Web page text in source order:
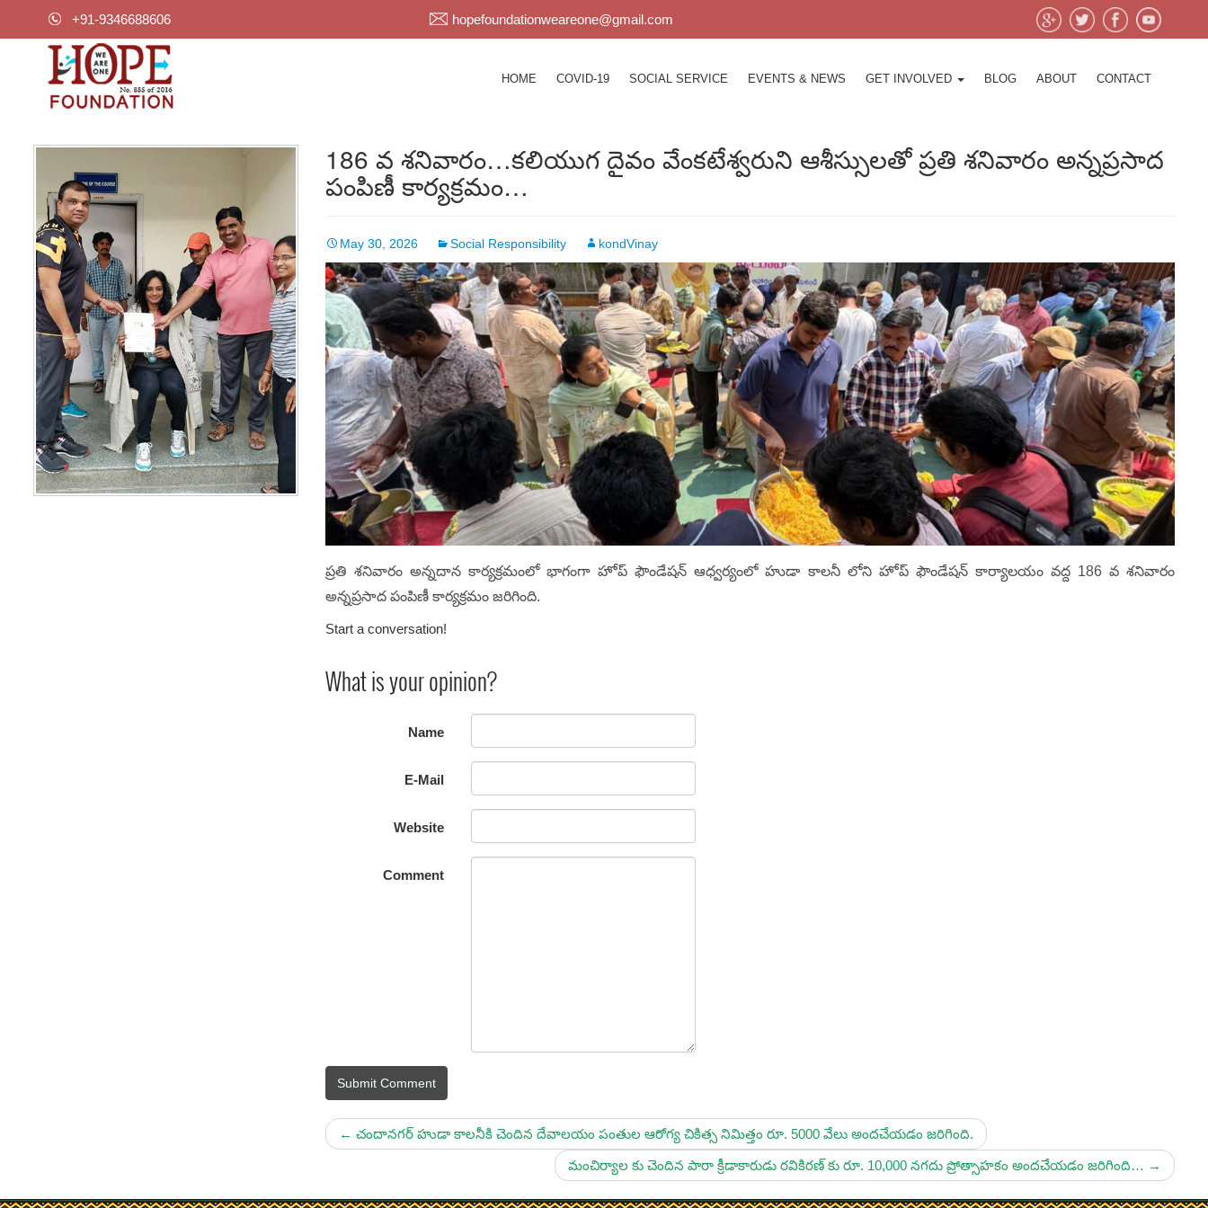
+91-9346688606 hopefoundationweareone@gmail.com
HOME COVID-19 SOCIAL SERVICE EVENTS & NEWS GET INVOLVED BLOG ABOUT CONTACT
186 వ శనివారం…కలియుగ దైవం వేంకటేశ్వరుని ఆశీస్సులతో ప్రతి శనివారం అన్నప్రసాద
పంపిణీ కార్యక్రమం…
May 30, 2026 Social Responsibility kondVinay
ప్రతి శనివారం అన్నదాన కార్యక్రమంలో భాగంగా హోప్ ఫౌండేషన్ ఆధ్వర్యంలో హుడా కాలనీ లోని హోప్ ఫౌండేషన్ కార్యాలయం వద్ద 186 వ శనివారం
అన్నప్రసాద పంపిణీ కార్యక్రమం జరిగింది.
Start a conversation!
What is your opinion?
Name
E-Mail
Website
Comment
Submit Comment
← చందానగర్ హుడా కాలనీకి చెందిన దేవాలయం పంతుల ఆరోగ్య చికిత్స నిమిత్తం రూ. 5000 వేలు అందచేయడం జరిగింది.
మంచిర్యాల కు చెందిన పారా క్రీడాకారుడు రవికిరణ్ కు రూ. 10,000 నగదు ప్రోత్సాహకం అందచేయడం జరిగింది… →